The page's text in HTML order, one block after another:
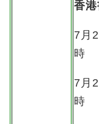
香
7月
時
7月
時